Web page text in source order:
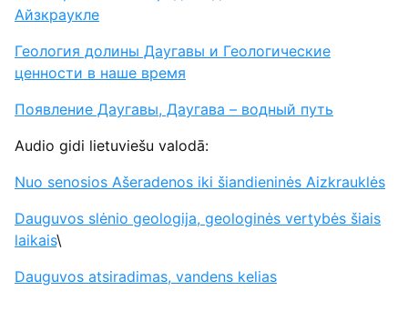
Айзкраукле
Геология долины Даугавы и Геологические
ценности в наше время
Появление Даугавы, Даугава – водный путь
Audio gidi lietuviešu valodā:
Nuo senosios Ašeradenos iki šiandieninės Aizkrauklės
Dauguvos slėnio geologija, geologinės vertybės šiais
laikais\
Dauguvos atsiradimas, vandens kelias